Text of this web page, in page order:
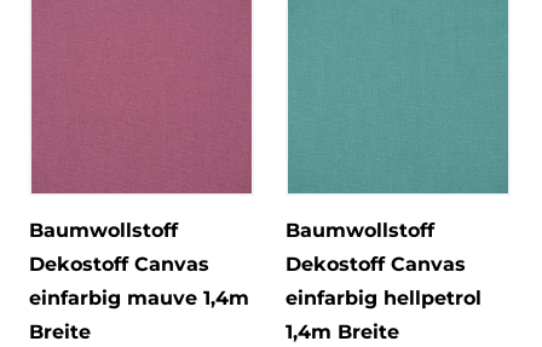
Baumwollstoff
Dekostoff Canvas
einfarbig mauve 1,4m
Breite
Baumwollstoff
Dekostoff Canvas
einfarbig hellpetrol
1,4m Breite